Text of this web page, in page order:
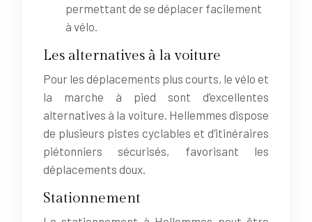
permettant de se déplacer facilement
à vélo.
Les alternatives à la voiture
Pour les déplacements plus courts, le vélo et
la marche à pied sont d’excellentes
alternatives à la voiture. Hellemmes dispose
de plusieurs pistes cyclables et d’itinéraires
piétonniers sécurisés, favorisant les
déplacements doux.
Stationnement